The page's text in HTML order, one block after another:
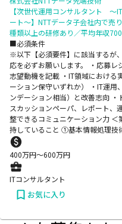
【次世代運用コンサルタント ～
ート～】NTTデータ子会社内で売
種類以上の研修あり／平均年収
■必須条件
※以下【必須要件】に該当するが
応を必ずお願いします。 ・応募
志望動機を記載 ・IT領域における
ーション保守いずれか） ・IT運用
ンデーション相当）と改善志向
スカッションペーパ、レポート、
整できるコミュニケーション力
持していること ①基本情報処理技
400万円〜600万円
ITコンサルタント
お気に入り